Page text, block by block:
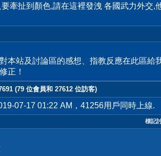
牽扯到顏色,請在這裡發洩 各國武力外交,
本站及討論區的感想、指教反應在此區給
正！
(79 位會員和 27612 位訪客)
07-17 01:22 AM，41256用戶同時上線.
標記